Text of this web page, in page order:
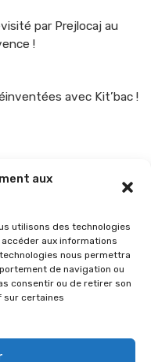
aux
utilisons des technologies
aux informations
nous permettra
de navigation ou
consentir ou de retirer son
sur certaines
par Prejlocaj au
!
avec Kit’bac !